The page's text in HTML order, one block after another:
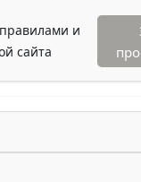
и
сайта